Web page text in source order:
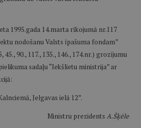
1995.gada 14.marta rīkojumā nr.117
nodošanu Valsts īpašuma fondam”
45., 90., 117., 135., 146., 174.nr.) grozījumu
sadaļu “Iekšlietu ministrija” ar
Jelgavas ielā 12”.
Ministru prezidents A.Šķēle